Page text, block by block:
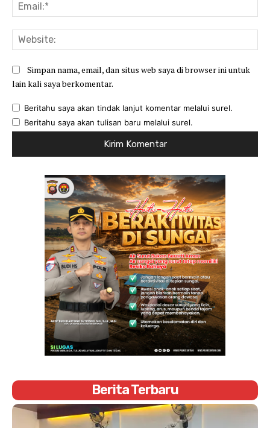
Simpan nama, email, dan situs web saya di browser ini untuk
lain kali saya berkomentar.
Beritahu saya akan tindak lanjut komentar melalui surel.
Beritahu saya akan tulisan baru melalui surel.
Berita Terbaru